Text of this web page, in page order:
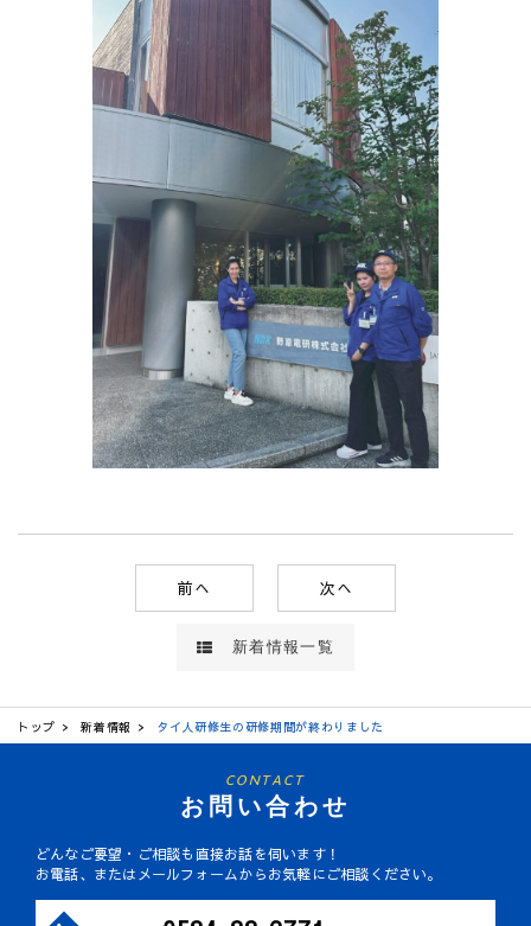
前へ 次へ
新着情報一覧
トップ 新着情報 タイ人研修生の研修期間が終わりました
CONTACT
お問い合わせ
どんなご要望・ご相談も直接お話を伺います！
お電話、またはメールフォームからお気軽にご相談ください。